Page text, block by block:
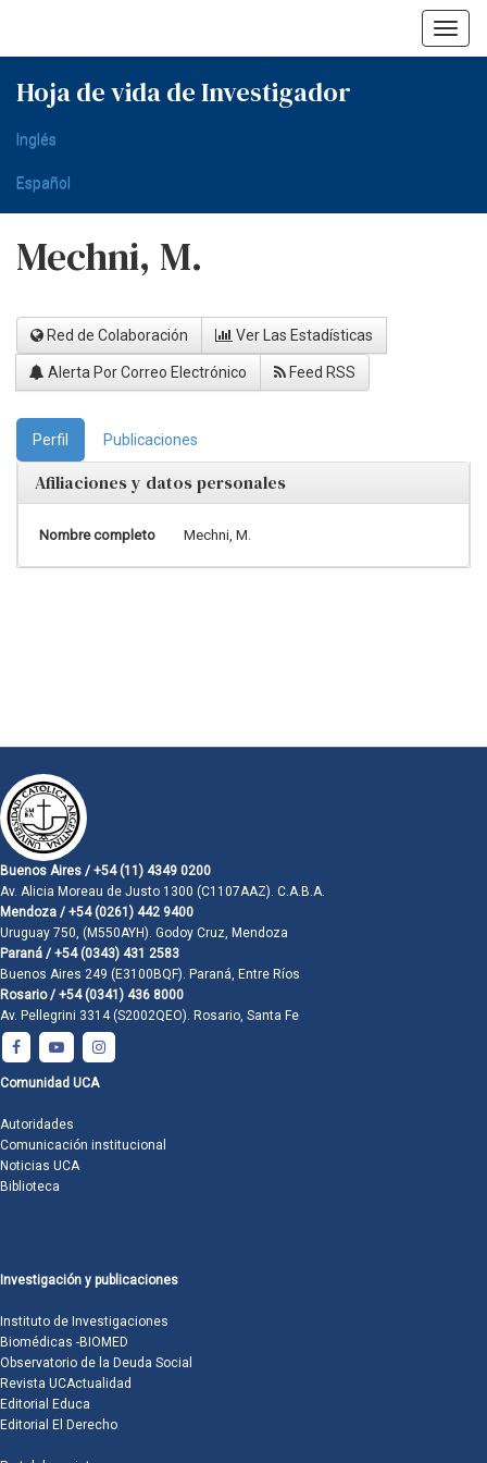
Hoja de vida de Investigador
Inglés
Español
Mechni, M.
Red de Colaboración Ver Las Estadísticas
Alerta Por Correo Electrónico Feed RSS
Perfil Publicaciones
Afiliaciones y datos personales
Nombre completo Mechni, M.
Buenos Aires / +54 (11) 4349 0200
Av. Alicia Moreau de Justo 1300 (C1107AAZ). C.A.B.A.
Mendoza / +54 (0261) 442 9400
Uruguay 750, (M550AYH). Godoy Cruz, Mendoza
Paraná / +54 (0343) 431 2583
Buenos Aires 249 (E3100BQF). Paraná, Entre Ríos
Rosario / +54 (0341) 436 8000
Av. Pellegrini 3314 (S2002QEO). Rosario, Santa Fe
Comunidad UCA
Autoridades
Comunicación institucional
Noticias UCA
Biblioteca
Investigación y publicaciones
Instituto de Investigaciones
Biomédicas -BIOMED
Observatorio de la Deuda Social
Revista UCActualidad
Editorial Educa
Editorial El Derecho